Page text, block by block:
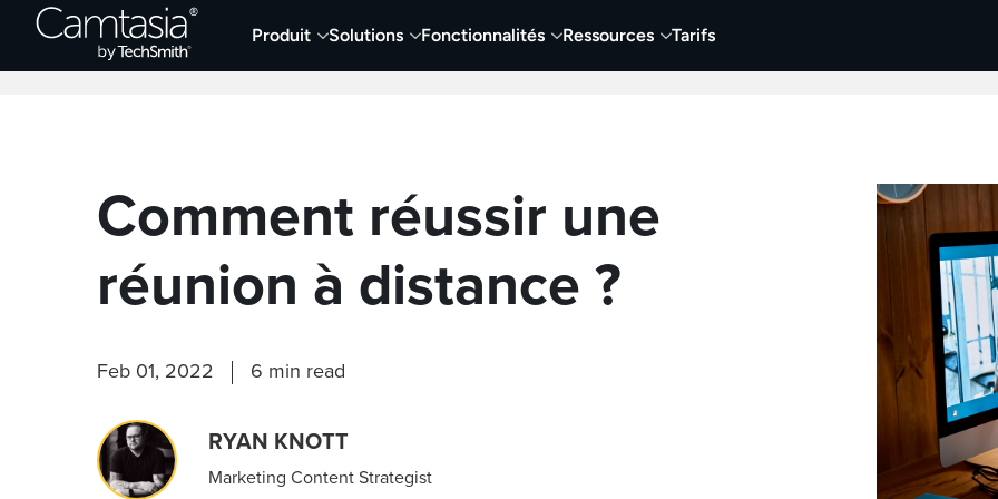
Passer
directement
Produit Solutions Fonctionnalités Ressources Tarifs
Derniers articles Capture et enregistrement vidéo Vidéo Visuels
Comment réussir une
réunion à distance ?
Feb 01, 2022 6 min read
RYAN KNOTT
Marketing Content Strategist